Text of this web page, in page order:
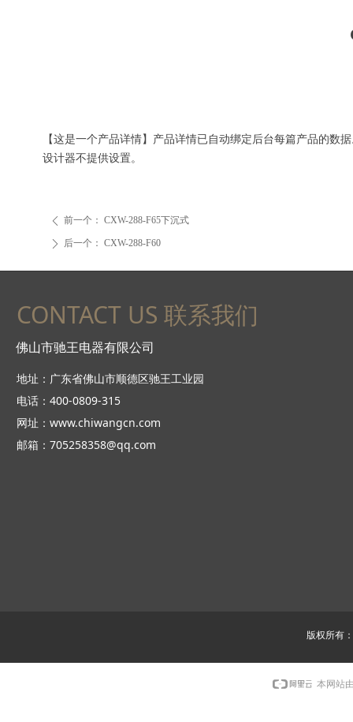
ꄴ 前一个： CXW-288-F65下沉式
ꄲ 后一个： CXW-288-F60
【这是一个产品详情】产品详情已自动绑定后台每篇产品的数
设计器不提供设置。
CONTACT US 联系我们
地址：广东省佛山市顺德区驰王工业园
电话：400-0809-315
网址：www.chiwangcn.com
邮箱：705258358@qq.com
佛山市驰王电器有限公司
版权所有
本网站